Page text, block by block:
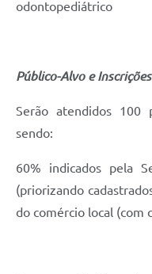
odontopediátrico
Público-Alvo e Inscrições
Serão atendidos 100
sendo:
60% indicados pela
(priorizando
do comércio local (com